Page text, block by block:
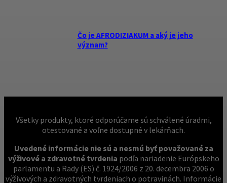
Čo je AFRODIZIAKUM a aký je jeho
význam?
Všetky produkty, ktoré odporúčame sú schválené úradmi,
otestované a voľne dostupné v lekárňach.
Uvedené informácie nie sú a nesmú byť považované za
výživové a zdravotné tvrdenia podľa nariadenie Európskeho
parlamentu a Rady (ES) č. 1924/2006 z 20. decembra 2006 o
výživových a zdravotných tvrdeniach o potravinách. Informácie